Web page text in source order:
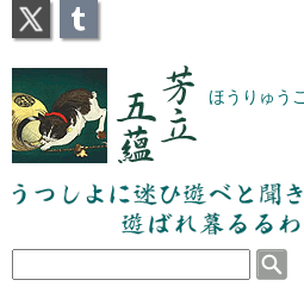
芳立五蘊 ほうりゅう
うつしよに迷ひ遊べと聞きみれば
身なりけり
X Tumblr